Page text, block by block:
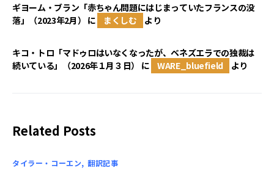
ギヨーム・ブラン「赤ちゃん問題にはじまっていたフランスの没
落」（2023年2月） に まくしむ より
キコ・トロ「マドゥロはいなくなったが、ベネズエラでの独裁は
続いている」（2026年１月３日）
に WARE_bluefield より
Related Posts
タイラー・コーエン 翻訳記事